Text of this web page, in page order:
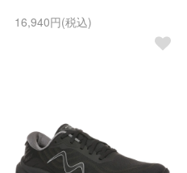
16,940円(税込)